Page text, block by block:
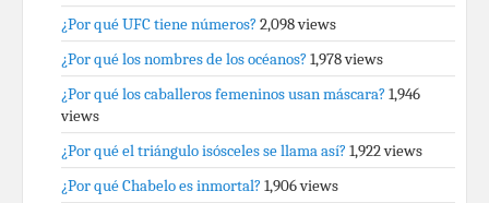
¿Por qué UFC tiene números? 2,098 views
¿Por qué los nombres de los océanos? 1,978 views
¿Por qué los caballeros femeninos usan máscara? 1,946
views
¿Por qué el triángulo isósceles se llama así? 1,922 views
¿Por qué Chabelo es inmortal? 1,906 views